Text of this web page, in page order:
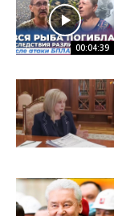
00:04:39